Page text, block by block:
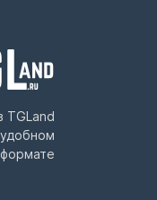
TGLand
формате